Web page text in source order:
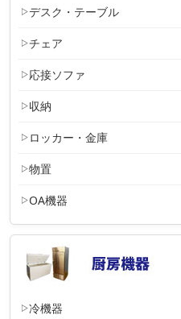
デスク・テーブル
チェア
応接ソファ
収納
ロッカー・金庫
物置
OA機器
冷機器